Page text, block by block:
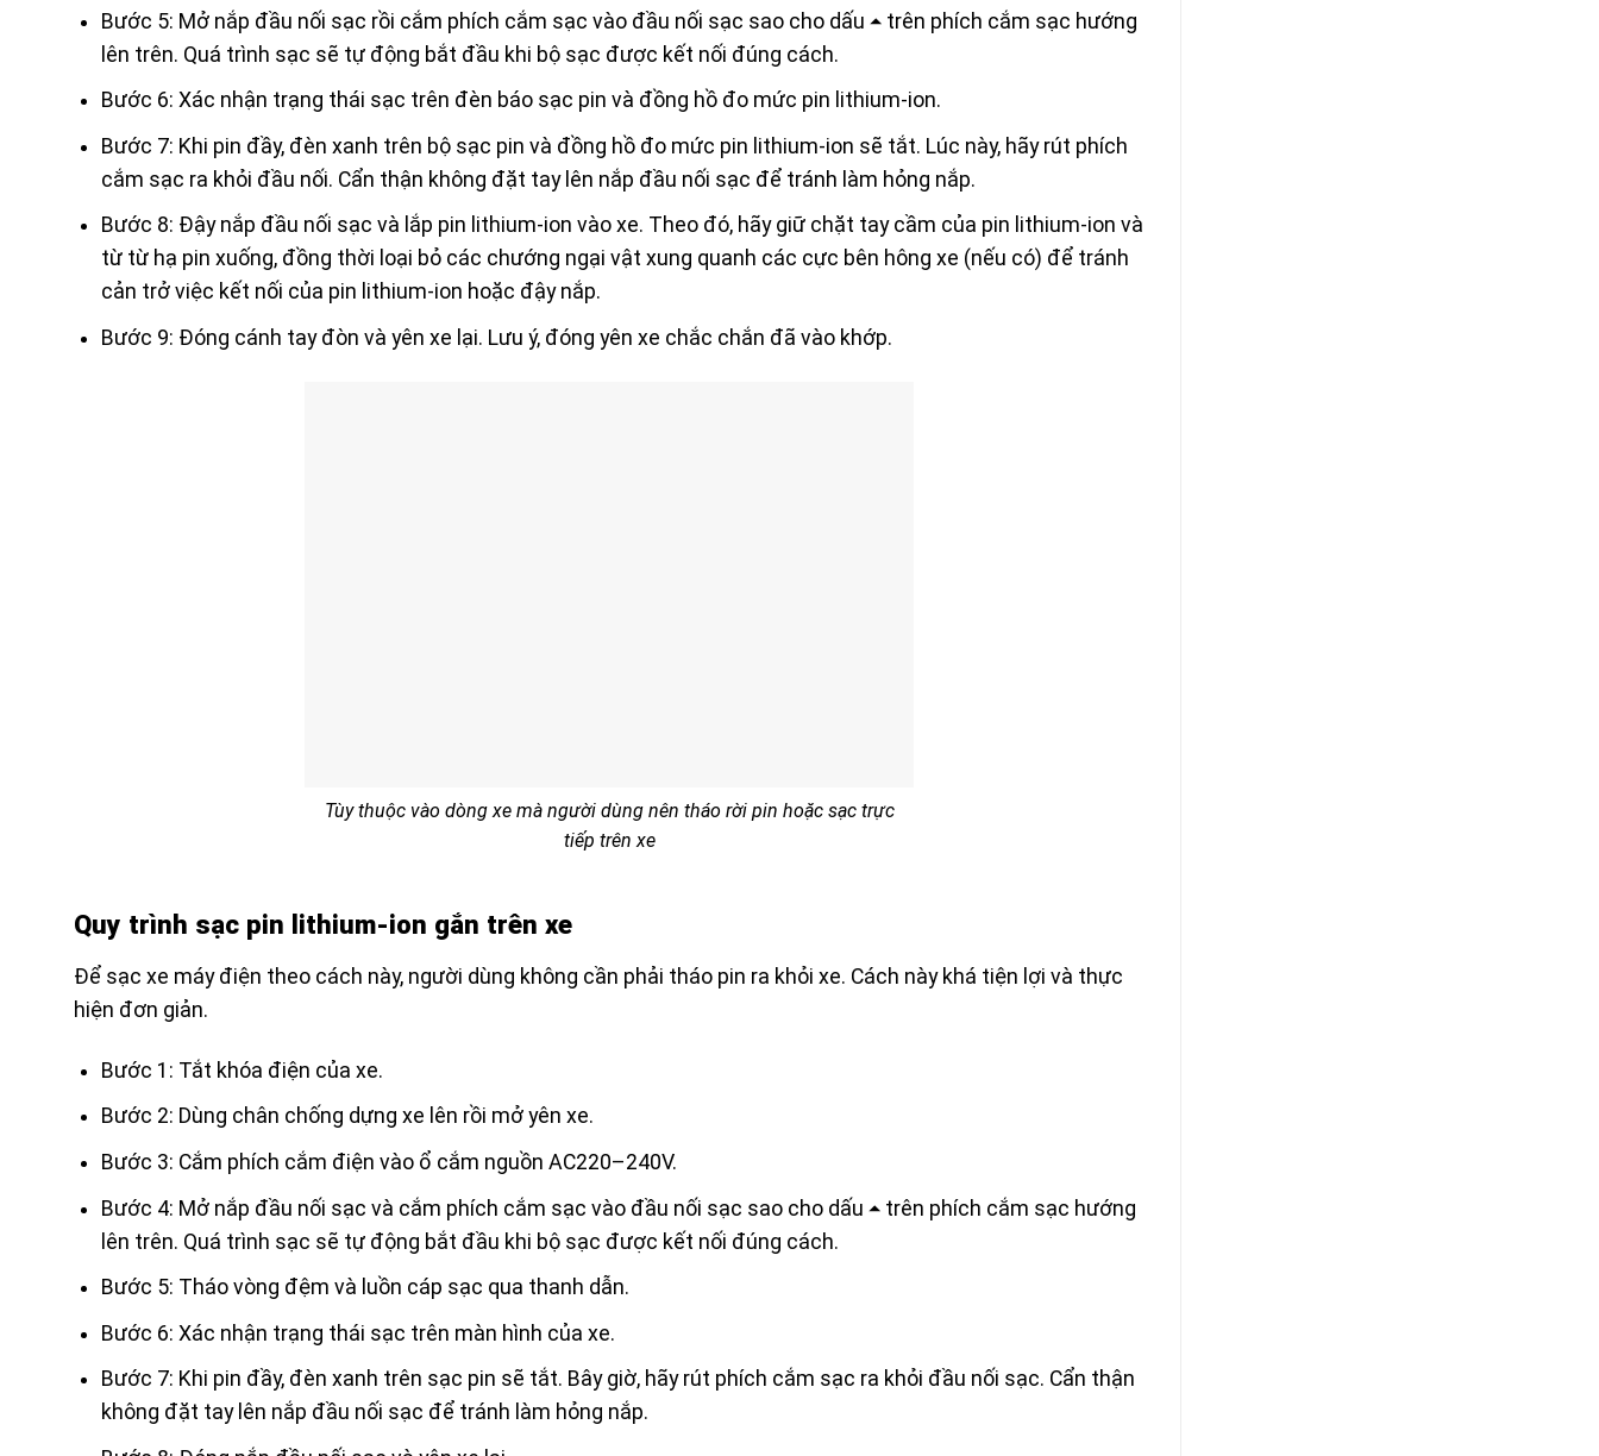
Bước 5: Mở nắp đầu nối sạc rồi cắm phích cắm sạc vào đầu nối sạc sao cho dấu ⏶ trên phích cắm sạc hướng
lên trên. Quá trình sạc sẽ tự động bắt đầu khi bộ sạc được kết nối đúng cách.
Bước 6: Xác nhận trạng thái sạc trên đèn báo sạc pin và đồng hồ đo mức pin lithium-ion.
Bước 7: Khi pin đầy, đèn xanh trên bộ sạc pin và đồng hồ đo mức pin lithium-ion sẽ tắt. Lúc này, hãy rút phích
cắm sạc ra khỏi đầu nối. Cẩn thận không đặt tay lên nắp đầu nối sạc để tránh làm hỏng nắp.
Bước 8: Đậy nắp đầu nối sạc và lắp pin lithium-ion vào xe. Theo đó, hãy giữ chặt tay cầm của pin lithium-ion và
từ từ hạ pin xuống, đồng thời loại bỏ các chướng ngại vật xung quanh các cực bên hông xe (nếu có) để tránh
cản trở việc kết nối của pin lithium-ion hoặc đậy nắp.
Bước 9: Đóng cánh tay đòn và yên xe lại. Lưu ý, đóng yên xe chắc chắn đã vào khớp.
Tùy thuộc vào dòng xe mà người dùng nên tháo rời pin hoặc sạc trực
tiếp trên xe
Quy trình sạc pin lithium-ion gắn trên xe
Để sạc xe máy điện theo cách này, người dùng không cần phải tháo pin ra khỏi xe. Cách này khá tiện lợi và thực
hiện đơn giản.
Bước 1: Tắt khóa điện của xe.
Bước 2: Dùng chân chống dựng xe lên rồi mở yên xe.
Bước 3: Cắm phích cắm điện vào ổ cắm nguồn AC220–240V.
Bước 4: Mở nắp đầu nối sạc và cắm phích cắm sạc vào đầu nối sạc sao cho dấu ⏶ trên phích cắm sạc hướng
lên trên. Quá trình sạc sẽ tự động bắt đầu khi bộ sạc được kết nối đúng cách.
Bước 5: Tháo vòng đệm và luồn cáp sạc qua thanh dẫn.
Bước 6: Xác nhận trạng thái sạc trên màn hình của xe.
Bước 7: Khi pin đầy, đèn xanh trên sạc pin sẽ tắt. Bây giờ, hãy rút phích cắm sạc ra khỏi đầu nối sạc. Cẩn thận
không đặt tay lên nắp đầu nối sạc để tránh làm hỏng nắp.